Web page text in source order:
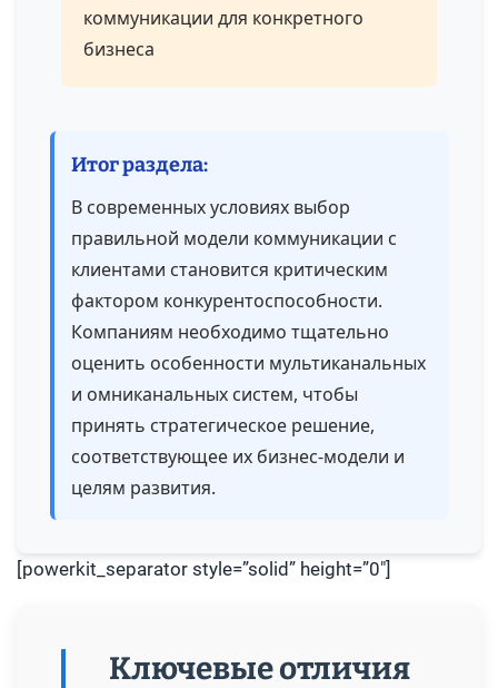
коммуникации для конкретного
бизнеса
Итог раздела:
В современных условиях выбор
правильной модели коммуникации с
клиентами становится критическим
фактором конкурентоспособности.
Компаниям необходимо тщательно
оценить особенности мультиканальных
и омниканальных систем, чтобы
принять стратегическое решение,
соответствующее их бизнес-модели и
целям развития.
[powerkit_separator style=”solid” height=”0″]
Ключевые отличия